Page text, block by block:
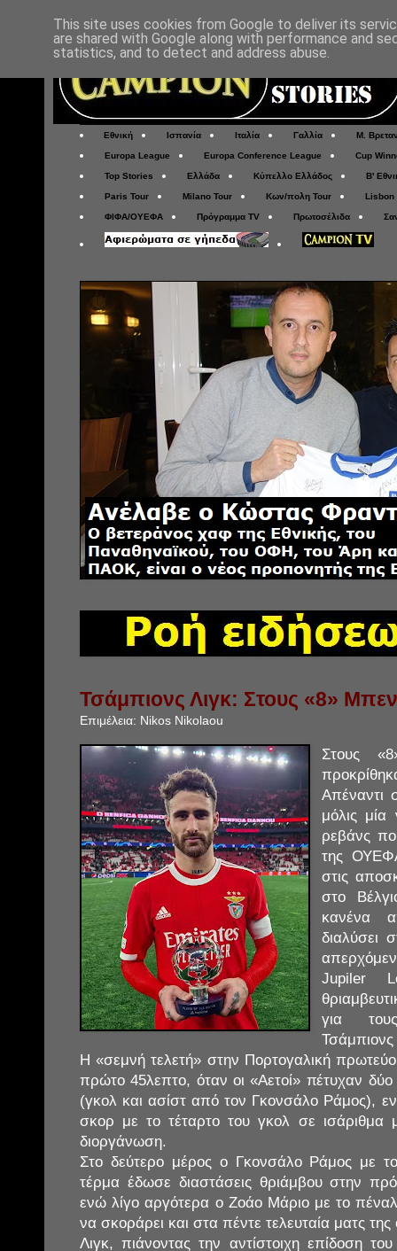
Εθνική Ισπανία Ιταλία Γαλλία Μ.
Europa League Europa Conference League Cup
Top Stories Ελλάδα Κύπελλο Ελλάδος Β'
Paris Tour Milano Tour Κων/πολη Tour Lisbon
ΦΙΦΑ/ΟΥΕΦΑ Πρόγραμμα TV Πρωτοσέλιδα
Τσάμπιονς Λιγκ: Στους «8»
Επιμέλεια: Nikos Nikolaou
Στους
Απέναντι
μόλις μία
ρεβάνς
της
στις
στο
κανένα
διαλύσει
Jupiler
για
Τσάμπιονς
Η «σεμνή τελετή» στην Πορτογαλική
πρώτο 45λεπτο, όταν οι «Αετοί» πέτυχαν
(γκολ και ασίστ από τον Γκονσάλο Ράμος),
σκορ με το τέταρτο του γκολ σε ισάριθμα
διοργάνωση.
Στο δεύτερο μέρος ο Γκονσάλο Ράμος με
τέρμα έδωσε διαστάσεις θριάμβου στην
ενώ λίγο αργότερα ο Ζοάο Μάριο με το
να σκοράρει και στα πέντε τελευταία ματς
Λιγκ, πιάνοντας την αντίστοιχη επίδοση
This site uses cookies from Google to deliver its
are shared with Google along with performance and
statistics, and to detect and address abuse.